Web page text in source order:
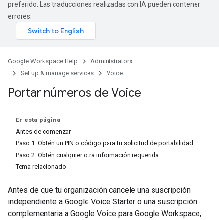
preferido. Las traducciones realizadas con IA pueden contener
errores.
Google Workspace Help
Administrators
Set up & manage services
Voice
Portar números de Voice
En esta página
Antes de comenzar
Paso 1: Obtén un PIN o código para tu solicitud de portabilidad
Paso 2: Obtén cualquier otra información requerida
Tema relacionado
Antes de que tu organización cancele una suscripción
independiente a Google Voice Starter o una suscripción
complementaria a Google Voice para Google Workspace,